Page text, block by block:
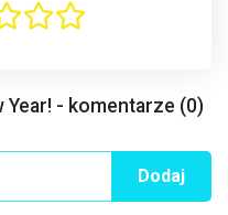
Year! - komentarze (0)
Dodaj